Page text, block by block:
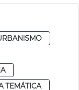
TEMÁTICA